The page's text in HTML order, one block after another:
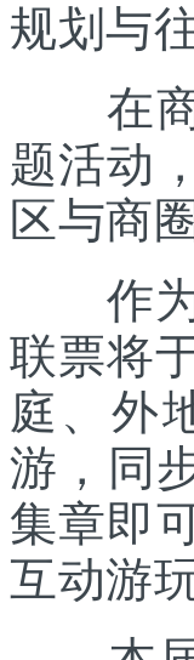
规划与
在商
题活动
区与商
作为“
联票将
庭、外
游，同
集章即
互动游